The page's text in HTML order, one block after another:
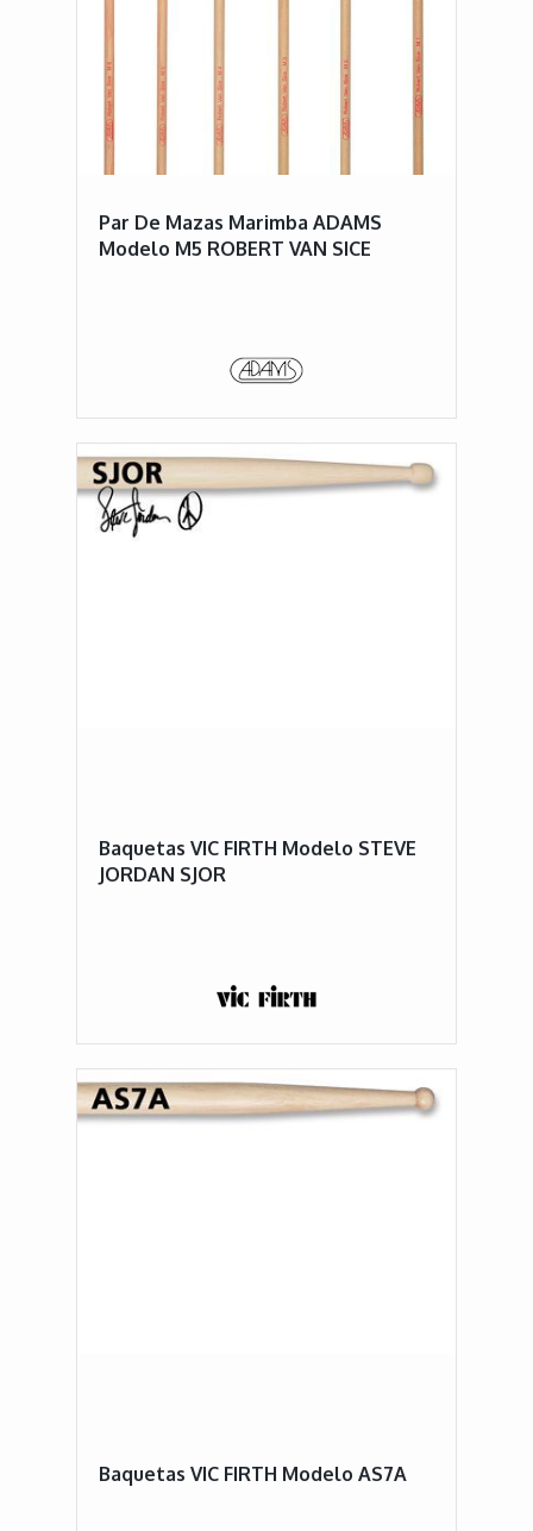
Par De Mazas Marimba ADAMS
Modelo M5 ROBERT VAN SICE
Baquetas VIC FIRTH Modelo STEVE
JORDAN SJOR
Baquetas VIC FIRTH Modelo AS7A